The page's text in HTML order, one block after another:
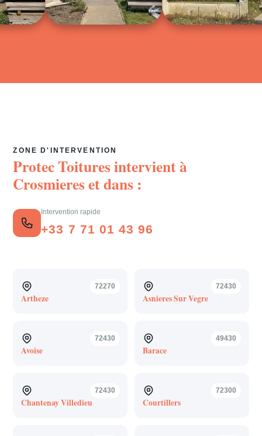
ZONE D'INTERVENTION
Protec Toitures intervient à
Crosmiereset dans :
Intervention rapide
+33 7 71 01 43 96
72270
Artheze
72430
Asnieres Sur Vegre
72430
Avoise
49430
Barace
72430
Chantenay Villedieu
72300
Courtillers